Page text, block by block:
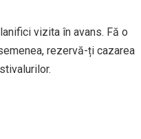
vizita în avans. Fă o
rezervă-ți cazarea